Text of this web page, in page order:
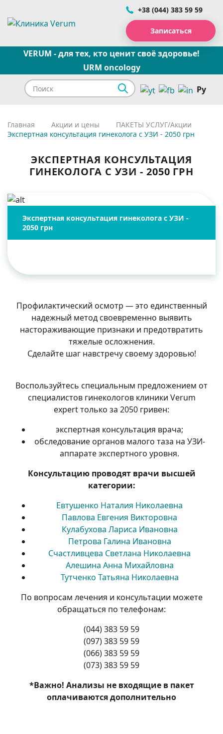
+38 (044) 383 59 59
Записаться
VERUM - для тех, кто ценит своё здоровье!
URM oncology
Ру
Главная Акции и цены
ПАКЕТЫ УСЛУГ/Акции
Экспертная консультация гинеколога с УЗИ - 2050 грн
ЭКСПЕРТНАЯ КОНСУЛЬТАЦИЯ
ГИНЕКОЛОГА С УЗИ - 2050 ГРН
Экспертная консультация гинеколога с УЗИ -
2050 грн
Профилактический осмотр — это единственный
надежный метод своевременно выявить
настораживающие признаки и предотвратить
тяжелые осложнения.
Сделайте шаг навстречу своему здоровью!
Воспользуйтесь специальным предложением от
специалистов гинекологов клиники Verum
expert только за 2050 гривен:
экспертная консультация врача;
обследование органов малого таза на УЗИ-
аппарате экспертного уровня.
Консультацию проводят врачи высшей
категории:
Евтушенко Наталия Николаевна
Павлова Евгения Викторовна
Кулабухова Лариса Ивановна
Петрова Галина Ивановна
Счастливцева Светлана Николаевна
Алешина Анна Михайловна
Тутченко Татьяна Николаевна
По вопросам лечения и консультации можете
обращаться по телефонам:
(044) 383 59 59
(097) 383 59 59
(066) 383 59 59
(073) 383 59 59
*Важно! Анализы не входящие в пакет
оплачиваются дополнительно